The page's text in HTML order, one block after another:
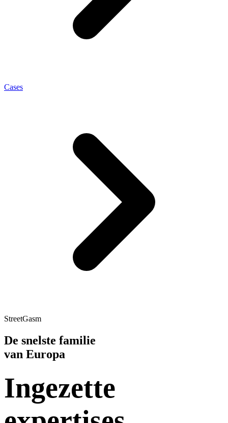
Cases
StreetGasm
De snelste familie
van Europa
Ingezette